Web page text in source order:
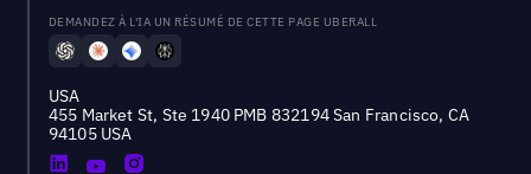
DEMANDEZ À L'IA UN RÉSUMÉ DE CETTE PAGE UBERALL
USA
455 Market St, Ste 1940 PMB 832194 San Francisco, CA
94105 USA